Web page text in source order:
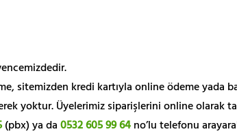
sitemizden kredi kartıyla online ödeme yada
yoktur. Üyelerimiz siparişlerini online olarak
(pbx) ya da 0532 605 99 64 no’lu telefonu